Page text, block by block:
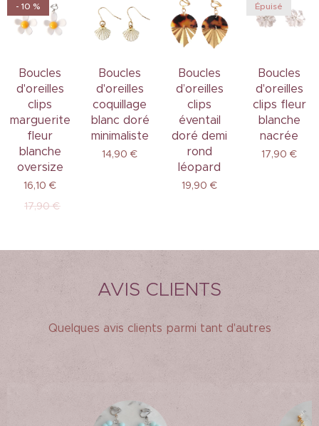
Boucles
d'oreilles
clips
marguerite
fleur
blanche
oversize
- 10 %
16,10 €
17,90€
Boucles
d'oreilles
coquillage
blanc doré
minimaliste
14,90 €
Boucles
d’oreilles
clips
éventail
doré demi
rond
léopard
19,90 €
Boucles
d'oreilles
clips fleur
blanche
nacrée
Épuisé
17,90 €
AVIS CLIENTS
Quelques avis clients parmi tant d'autres